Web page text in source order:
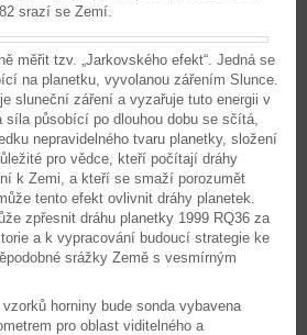
srazí se Zemí.
měřit tzv. „Jarkovského efekt“. Jedná se
na planetku, vyvolanou zářením Slunce.
sluneční záření a vyzařuje tuto energii v
síla působící po dlouhou dobu se sčítá,
nepravidelného tvaru planetky, složení
pro vědce, kteří počítají dráhy
k Zemi, a kteří se smaží porozumět
tento efekt ovlivnit dráhy planetek.
zpřesnit dráhu planetky 1999 RQ36 za
a k vypracování budoucí strategie ke
srážky Země s vesmírným
horniny bude sonda vybavena
pro oblast viditelného a